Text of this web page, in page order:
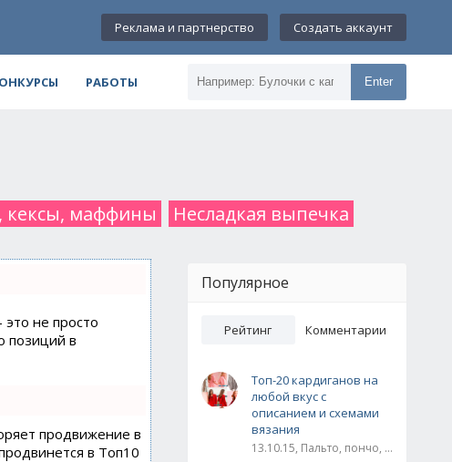
Реклама и партнерство Создать аккаунт
РАБОТЫ Enter
кексы, маффины Несладкая выпечка
не просто
позиций в
продвижение в
в Топ10
Популярное
Рейтинг Комментарии
Топ-20 кардиганов на
любой вкус с
описанием и схемами
вязания
13.10.15, Пальто, пончо, кардиганы